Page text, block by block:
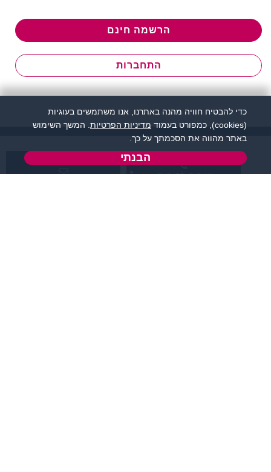
הרשמה חינם
התחברות
שירות לקוחות:
כדי להבטיח חוויה מהנה באתרנו, אנו משתמשים בעוגיות
(cookies), כמפורט בעמוד
מדיניות הפרטיות . המשך השימוש
באתר מהווה את הסכמתך על כך.
הבנתי